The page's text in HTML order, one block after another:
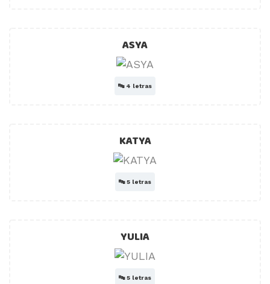
ASYA
🔤 4 letras
KATYA
🔤5 letras
YULIA
🔤5 letras